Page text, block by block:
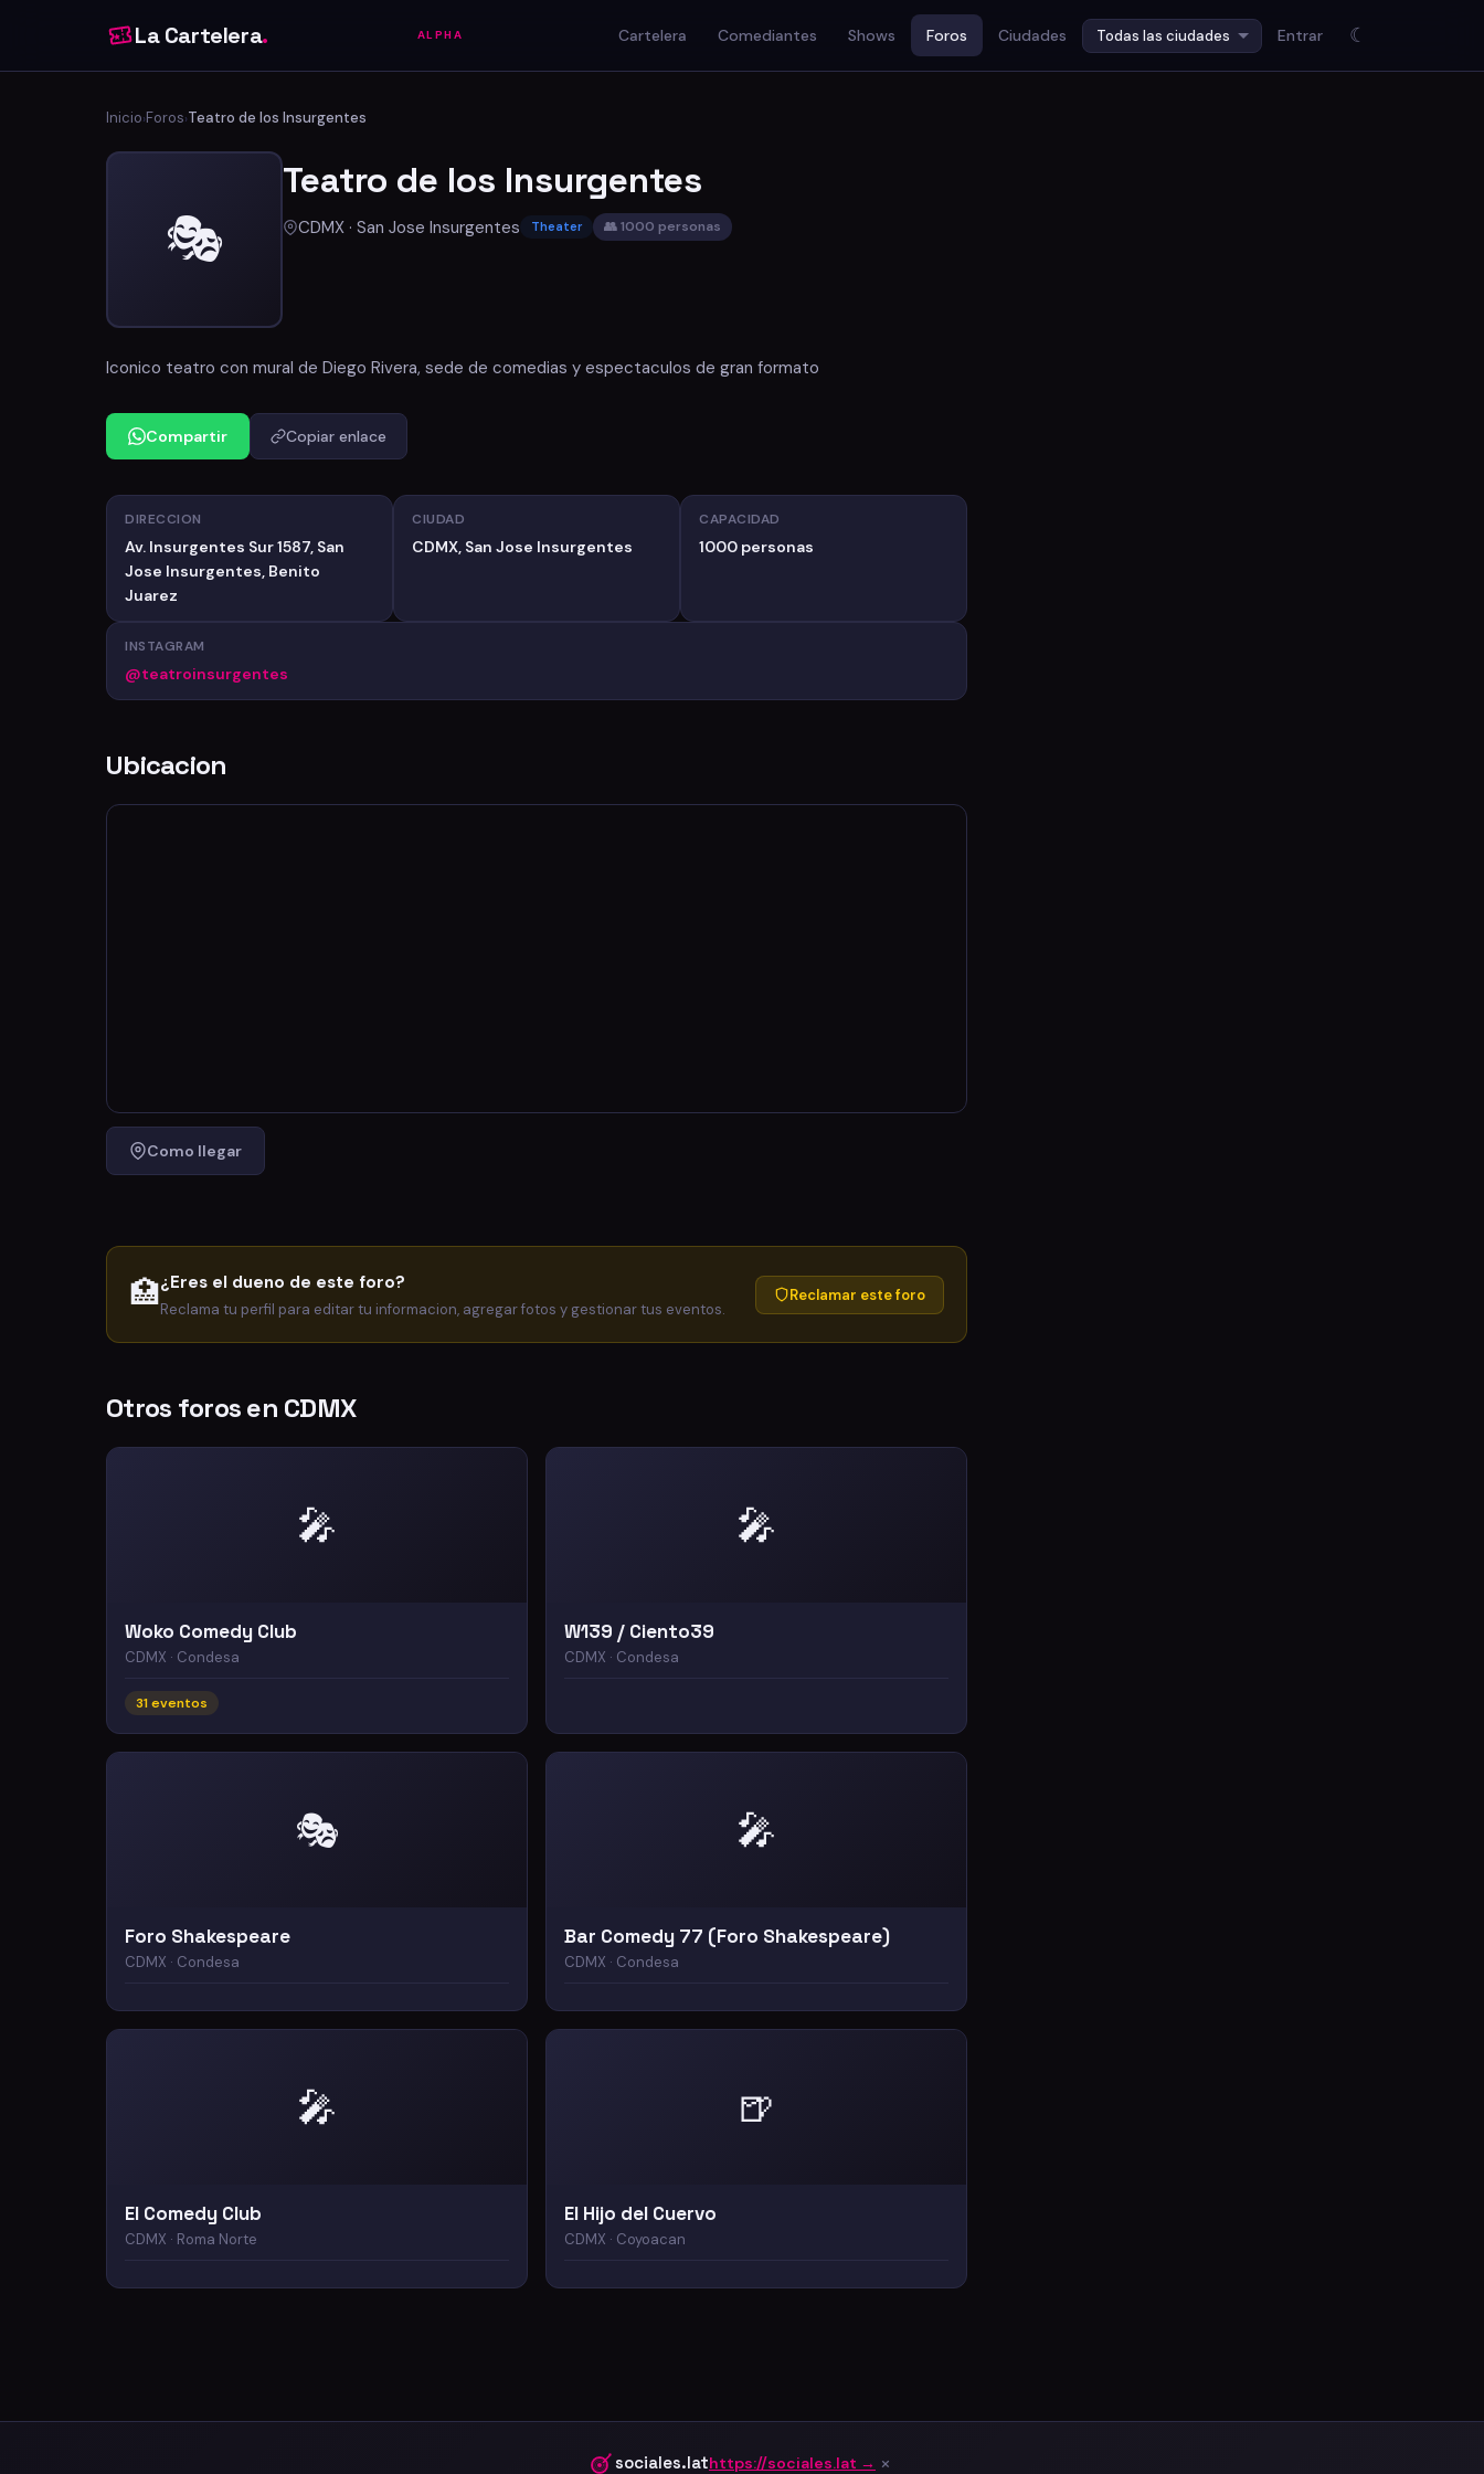
La Cartelera. ALPHA Cartelera Comediantes Shows Foros Ciudades Entrar ☾
Inicio›Foros›Teatro de los Insurgentes
🎭
Teatro de los Insurgentes
CDMX · San Jose Insurgentes Theater 👥 1000 personas
Iconico teatro con mural de Diego Rivera, sede de comedias y espectaculos de gran formato
Compartir Copiar enlace
DIRECCION
Av. Insurgentes Sur 1587, San
Jose Insurgentes, Benito
Juarez
CIUDAD
CDMX, San Jose Insurgentes
CAPACIDAD
1000 personas
INSTAGRAM
@teatroinsurgentes
Ubicacion
Como llegar
🏥¿Eres el dueno de este foro?
Reclama tu perfil para editar tu informacion, agregar fotos y gestionar tus eventos.
Reclamar este foro
Otros foros en CDMX
🎤
Woko Comedy Club
CDMX · Condesa
31 eventos
🎤
W139 / Ciento39
CDMX · Condesa
🎭
Foro Shakespeare
CDMX · Condesa
🎤
Bar Comedy 77 (Foro Shakespeare)
CDMX · Condesa
🎤
El Comedy Club
CDMX · Roma Norte
🍺
El Hijo del Cuervo
CDMX · Coyoacan
sociales.lathttps://sociales.lat → ×